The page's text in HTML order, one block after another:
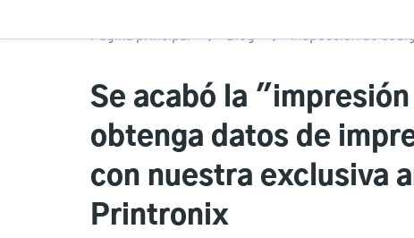
Página principal Blog Inspección de
Se acabó la
obtenga datos de
con nuestra exclusiva
Printronix